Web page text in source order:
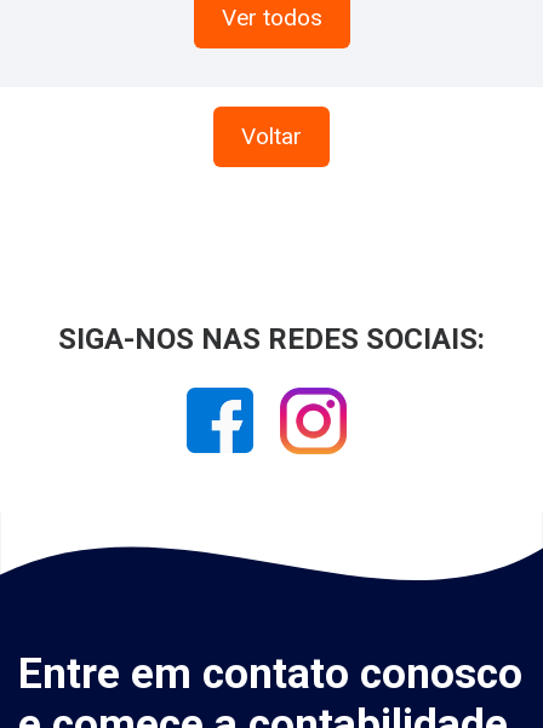
Ver todos
Voltar
SIGA-NOS NAS REDES SOCIAIS:
Entre em contato conosco